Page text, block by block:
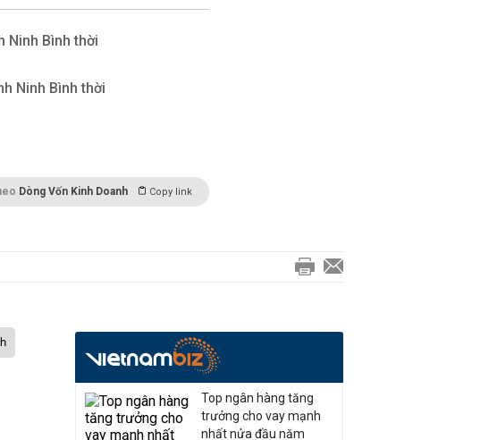
Ninh Bình thời
Ninh Bình thời
Dòng Vốn Kinh Doanh Copy link
Top ngân hàng tăng
trưởng cho vay mạnh
nhất nửa đầu năm